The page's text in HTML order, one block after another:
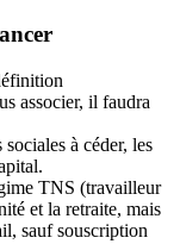
associer, il faudra
sociales à céder, les
TNS (travailleur
et la retraite, mais
sauf souscription